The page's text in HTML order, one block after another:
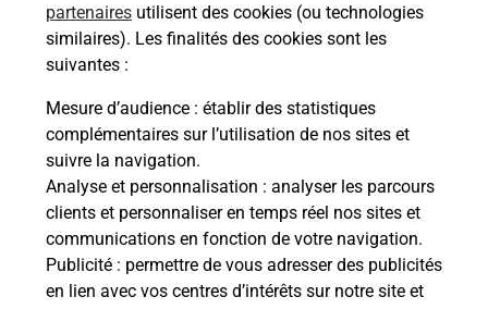
partenaires utilisent des cookies (ou technologies
similaires). Les finalités des cookies sont les
suivantes :
Mesure d’audience : établir des statistiques
complémentaires sur l’utilisation de nos sites et
suivre la navigation.
Analyse et personnalisation : analyser les parcours
clients et personnaliser en temps réel nos sites et
communications en fonction de votre navigation.
Publicité : permettre de vous adresser des publicités
en lien avec vos centres d’intérêts sur notre site et
Prochaine collecte du courrierlundià 09h00
21 Route De La Mairie
01560 Courtes
Itinéraire
Le lien s'ouvre dans un nouvel onglet